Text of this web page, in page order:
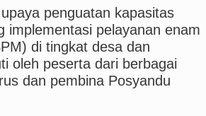
penguatan kapasitas
implementasi pelayanan enam
di tingkat desa dan
oleh peserta dari berbagai
dan pembina Posyandu